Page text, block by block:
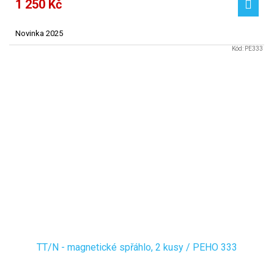
1 250 Kč
Novinka 2025
TT/N - magnetické spřáhlo, 2 kusy / PEHO 333
Kód: PE333